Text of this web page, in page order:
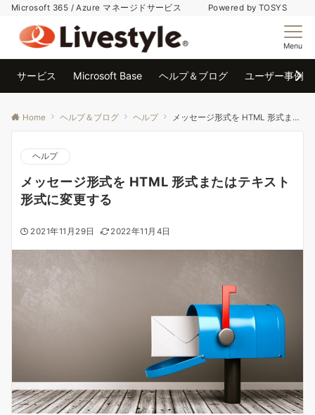
Microsoft 365 / Azure マネージドサービス Powered by TOSYS
Menu
サービス Microsoft Base ヘルプ＆ブログ ユーザー事例
Home ヘルプ＆ブログ ヘルプ メッセージ形式を HTML 形式またはテキスト形式に変更する
ヘルプ
メッセージ形式を HTML 形式またはテキスト
形式に変更する
2021年11月29日 2022年11月4日